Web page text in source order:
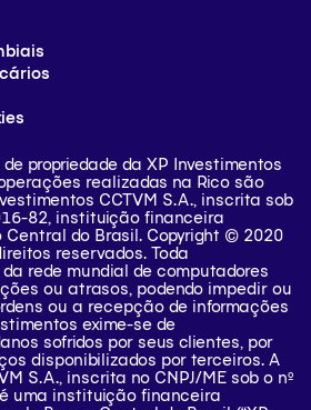
propriedade da XP Investimentos
realizadas na Rico são
CCTVM S.A., inscrita sob
82, instituição financeira
do Brasil. Copyright © 2020
reservados. Toda
rede mundial de computadores
ou atrasos, podendo impedir ou
ou a recepção de informações
exime-se de
sofridos por seus clientes, por
disponibilizados por terceiros. A
S.A., inscrita no CNPJ/ME sob o nº
uma instituição financeira